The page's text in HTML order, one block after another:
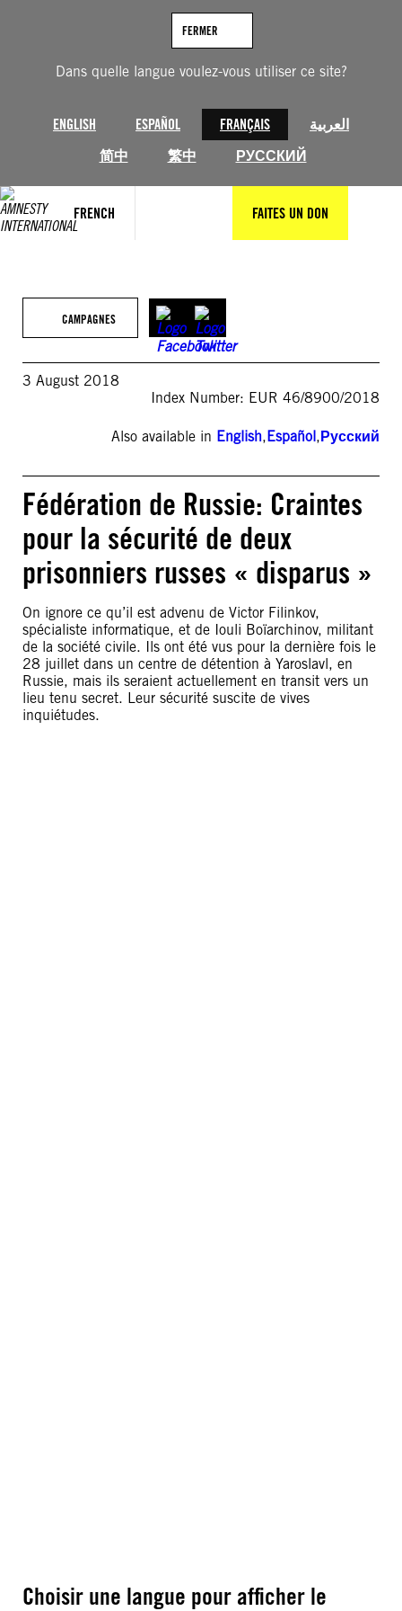
Dans quelle langue voulez-vous utiliser ce site?
ENGLISH ESPAÑOL FRANÇAIS
العربية
简中
繁中 РУССКИЙ
FERMER
FRENCH FAITES UN DON
CAMPAGNES
3 August 2018
Index Number: EUR 46/8900/2018
Also available in English,Español,Русский
Fédération de Russie: Craintes
pour la sécurité de deux
prisonniers russes « disparus »
On ignore ce qu’il est advenu de Victor Filinkov,
spécialiste informatique, et de Iouli Boïarchinov, militant
de la société civile. Ils ont été vus pour la dernière fois le
28 juillet dans un centre de détention à Yaroslavl, en
Russie, mais ils seraient actuellement en transit vers un
lieu tenu secret. Leur sécurité suscite de vives
inquiétudes.
Choisir une langue pour afficher le